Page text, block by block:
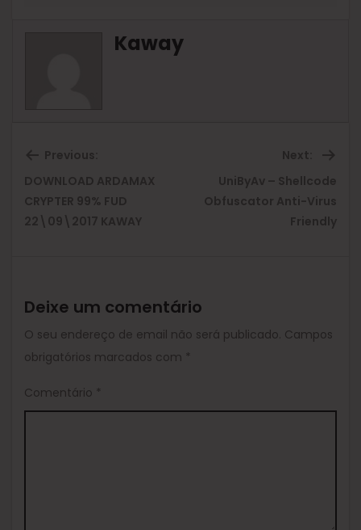
Kaway
Previous:
Previous
post:
DOWNLOAD ARDAMAX
CRYPTER 99% FUD
22\09\2017 KAWAY
Next:
UniByAv – Shellcode
Obfuscator Anti-Virus
Friendly
Deixe um comentário
O seu endereço de email não será publicado. Campos
obrigatórios marcados com *
Comentário *